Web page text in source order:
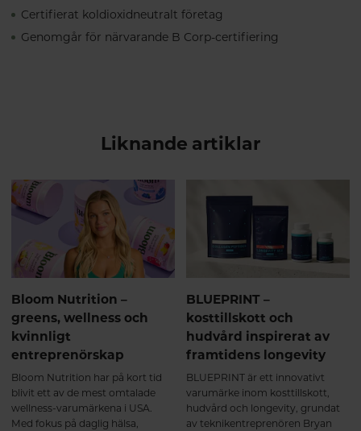
Certifierat koldioxidneutralt företag
Genomgår för närvarande B Corp-certifiering
Liknande artiklar
Bloom Nutrition –
greens, wellness och
kvinnligt
entreprenörskap
Bloom Nutrition har på kort tid
blivit ett av de mest omtalade
wellness-varumärkena i USA.
Med fokus på daglig hälsa,
BLUEPRINT –
kosttillskott och
hudvård inspirerat av
framtidens longevity
BLUEPRINT är ett innovativt
varumärke inom kosttillskott,
hudvård och longevity, grundat
av teknikentreprenören Bryan